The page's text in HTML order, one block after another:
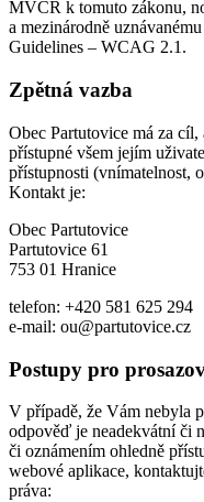
MVČR k tomuto zákonu,
a mezinárodně
Guidelines – WCAG 2.1.
Zpětná vazba
Obec Partutovice má za
přístupné všem jejím
přístupnosti (vnímatelnost,
Kontakt je:
Obec Partutovice
Partutovice 61
753 01 Hranice
telefon: +420 581 625 294
e-mail: ou@partutovice.cz
Postupy pro
V případě, že Vám nebyla
odpověď je neadekvátní či
či oznámením ohledně
webové aplikace,
práva: